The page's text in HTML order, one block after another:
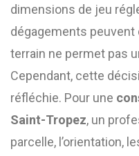
dimensions de jeu
dégagements
terrain ne permet pas
Cependant, cette
réfléchie. Pour une
Saint-Tropez, un
parcelle, l’orientation,